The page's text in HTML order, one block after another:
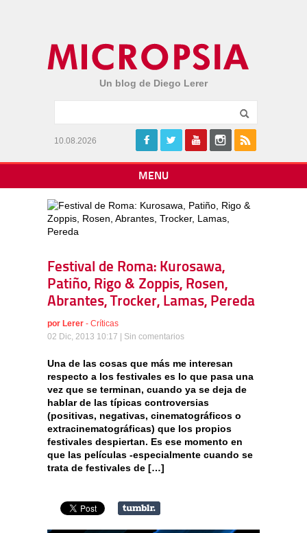
Un blog de Diego Lerer
10.08.2026
MENU
Festival de Roma: Kurosawa,
Patiño, Rigo & Zoppis, Rosen,
Abrantes, Trocker, Lamas, Pereda
por Lerer - Críticas
02 Dic, 2013 10:17 | Sin comentarios
Una de las cosas que más me interesan
respecto a los festivales es lo que pasa una
vez que se terminan, cuando ya se deja de
hablar de las típicas controversias
(positivas, negativas, cinematográficos o
extracinematográficas) que los propios
festivales despiertan. Es ese momento en
que las películas -especialmente cuando se
trata de festivales de […]